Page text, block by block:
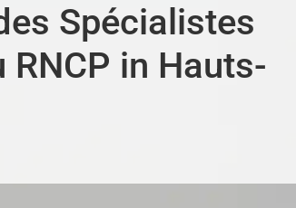
Spécialistes
RNCP in Hauts-